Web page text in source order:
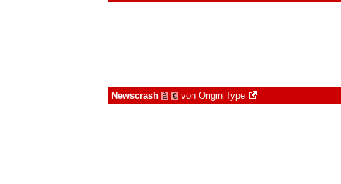
Newscrash à € von Origin Type